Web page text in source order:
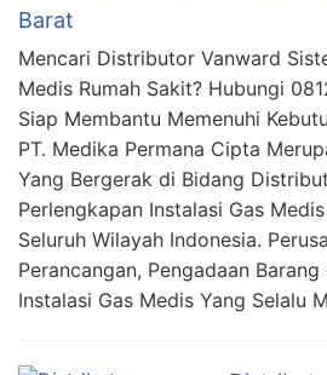
Barat
Mencari Distributor Vanward
Medis Rumah Sakit? Hubungi
Siap Membantu Memenuhi
PT. Medika Permana Cipta
Yang Bergerak di Bidang
Perlengkapan Instalasi Gas
Seluruh Wilayah Indonesia.
Perancangan, Pengadaan
Instalasi Gas Medis Yang Selalu